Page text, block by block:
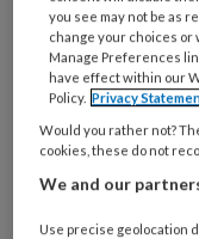
Wil je
you see may not be as
change your choices or
Manage Preferences
have effect within our
Policy. Privacy
Would you rather not?
cookies, these do not
We and our
Use precise geolocation